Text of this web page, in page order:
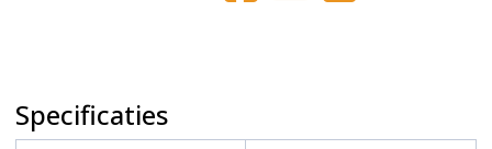
Specificaties